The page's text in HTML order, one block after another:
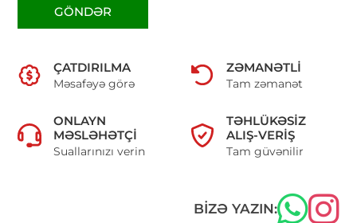
GÖNDƏR
ÇATDIRILMA
Məsafəyə görə
ZƏMANƏTLI
Tam zəmanət
ONLAYN
MƏSLƏHƏTÇI
Suallarınızı verin
TƏHLÜKƏSIZ
ALIŞ-VERIŞ
Tam güvənilir
BIZƏ YAZIN: